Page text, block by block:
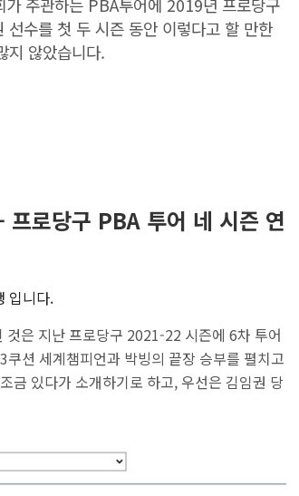
수를 첫 두 시즌 동안 이렇다고 할 만한
지 않았습니다.
로당구 PBA 투어 네 시즌 연
입니다.
은 지난 프로당구 2021-22 시즌에 6차 투어
션 세계챔피언과 박빙의 끝장 승부를 펼치고
금 있다가 소개하기로 하고, 우선은 김임권 당